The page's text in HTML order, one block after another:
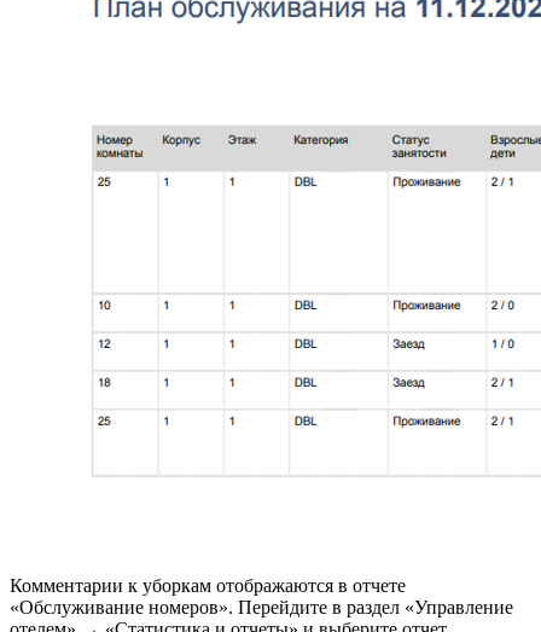
Комментарии к уборкам отображаются в отчете
«Обслуживание номеров». Перейдите в раздел «Управление